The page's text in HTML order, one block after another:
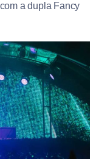
a dupla Fancy